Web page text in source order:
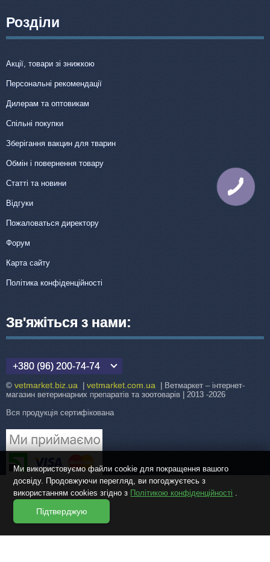
Розділи
Акції, товари зі знижкою
Персональні рекомендації
Дилерам та оптовикам
Спільні покупки
Зберігання вакцин для тварин
Обмін і повернення товару
Статті та новини
Відгуки
Пожаловаться директору
Форум
Карта сайту
Політика конфіденційності
Зв'яжіться з нами:
+380 (96) 200-74-74
© vetmarket.biz.ua vetmarket.com.ua | Ветмаркет – інтернет-
магазин ветеринарних препаратів та зоотоварів | 2013 -2026
Вся продукція сертифікована
Ми використовуємо файли cookie для покращення вашого
досвіду. Продовжуючи перегляд, ви погоджуєтесь з
використанням cookies згідно з Політикою конфіденційності .
Підтверджую
КНОПКА
ЗВ'ЯЗКУ